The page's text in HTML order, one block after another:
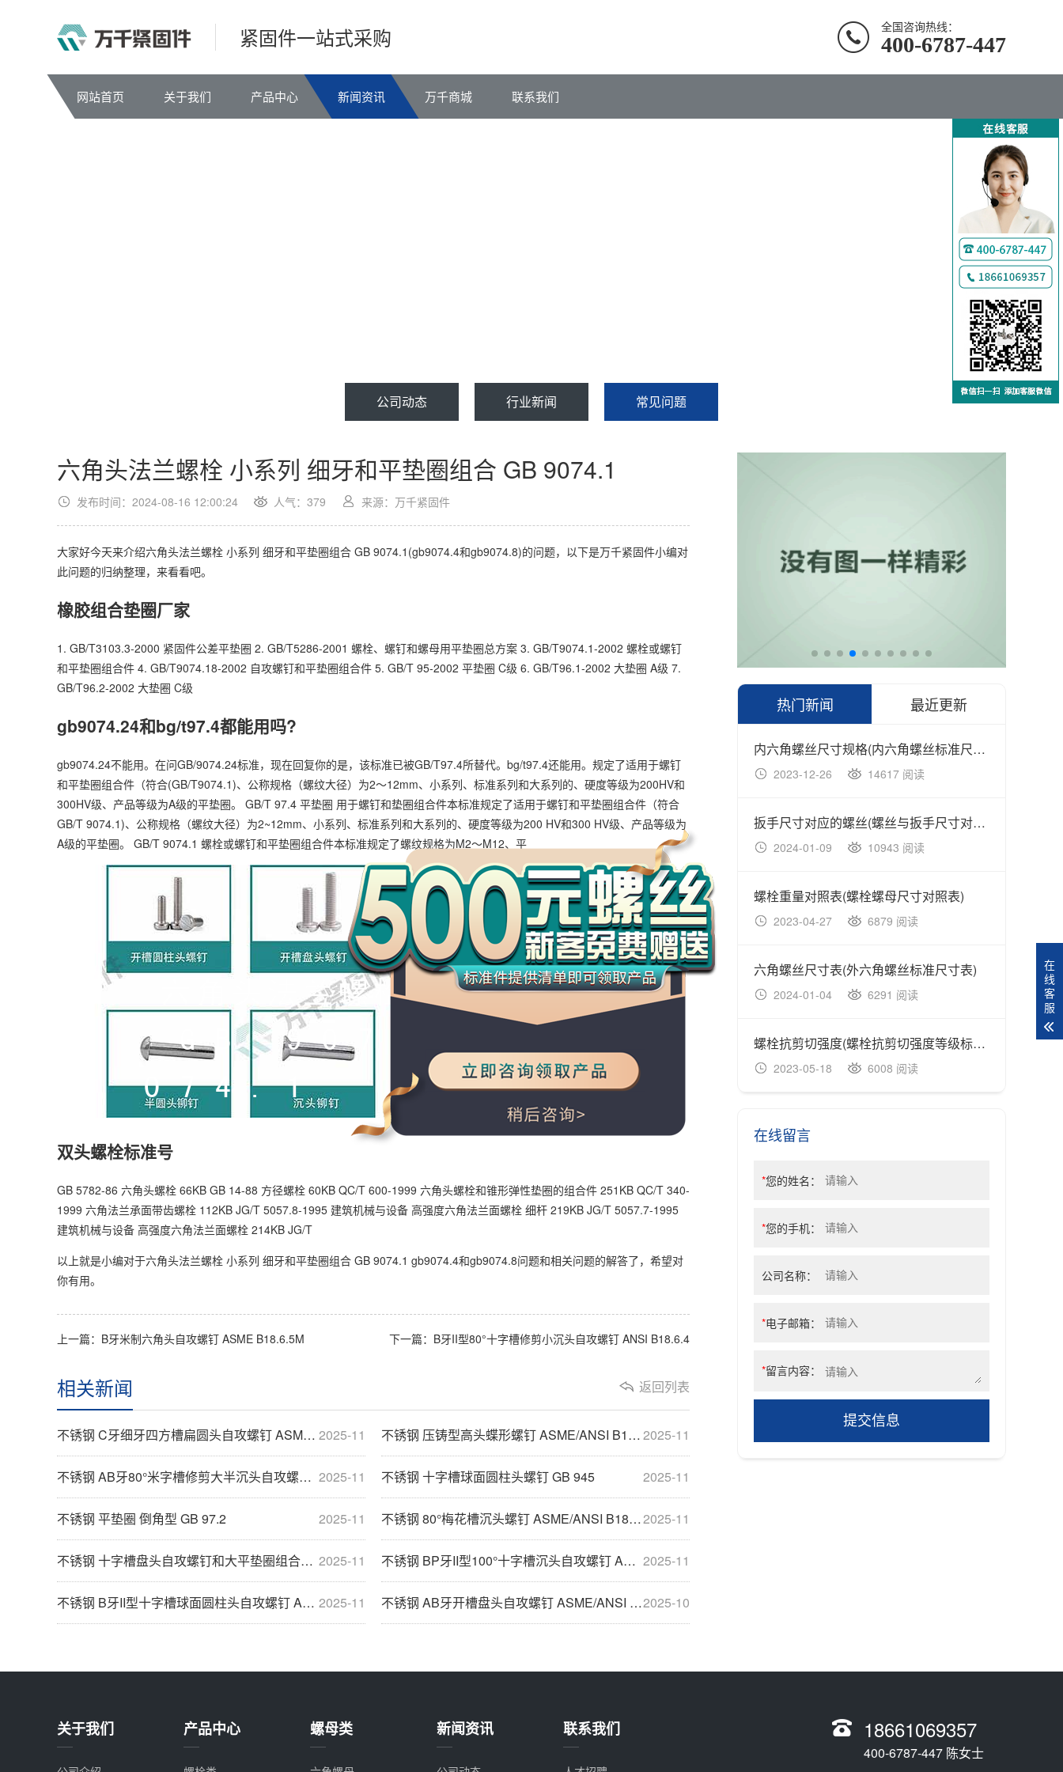
紧固件一站式采购 全国咨询热线：
400-6787-447
网站首页 关于我们 产品中心 新闻资讯 万千商城 联系我们
公司动态 行业新闻 常见问题
六角头法兰螺栓 小系列 细牙和平垫圈组合 GB 9074.1
发布时间：2024-08-16 12:00:24 人气： 379 来源：万千紧固件
大家好今天来介绍六角头法兰螺栓 小系列 细牙和平垫圈组合 GB 9074.1(gb9074.4和gb9074.8)的问题，以下是万千紧固件小编对
此问题的归纳整理，来看看吧。
橡胶组合垫圈厂家
1. GB/T3103.3-2000 紧固件公差平垫圈 2. GB/T5286-2001 螺栓、螺钉和螺母用平垫圈总方案 3. GB/T9074.1-2002 螺栓或螺钉
和平垫圈组合件 4. GB/T9074.18-2002 自攻螺钉和平垫圈组合件 5. GB/T 95-2002 平垫圈 C级 6. GB/T96.1-2002 大垫圈 A级 7.
GB/T96.2-2002 大垫圈 C级
gb9074.24和bg/t97.4都能用吗?
gb9074.24不能用。在问GB/9074.24标准，现在回复你的是，该标准已被GB/T97.4所替代。bg/t97.4还能用。规定了适用于螺钉
和平垫圈组合件（符合(GB/T9074.1)、公称规格（螺纹大径）为2～12mm、小系列、标准系列和大系列的、硬度等级为200HV和
300HV级、产品等级为A级的平垫圈。 GB/T 97.4 平垫圈 用于螺钉和垫圈组合件本标准规定了适用于螺钉和平垫圈组合件（符合
GB/T 9074.1)、公称规格（螺纹大径）为2~12mm、小系列、标准系列和大系列的、硬度等级为200 HV和300 HV级、产品等级为
A级的平垫圈。 GB/T 9074.1 螺栓或螺钉和平垫圈组合件本标准规定了螺纹规格为M2～M12、平
双头螺栓标准号
GB 5782-86 六角头螺栓 66KB GB 14-88 方径螺栓 60KB QC/T 600-1999 六角头螺栓和锥形弹性垫圈的组合件 251KB QC/T 340-
1999 六角法兰承面带齿螺栓 112KB JG/T 5057.8-1995 建筑机械与设备 高强度六角法兰面螺栓 细杆 219KB JG/T 5057.7-1995
建筑机械与设备 高强度六角法兰面螺栓 214KB JG/T
以上就是小编对于六角头法兰螺栓 小系列 细牙和平垫圈组合 GB 9074.1 gb9074.4和gb9074.8问题和相关问题的解答了，希望对
你有用。
上一篇： B牙米制六角头自攻螺钉 ASME B18.6.5M 下一篇： B牙II型80°十字槽修剪小沉头自攻螺钉 ANSI B18.6.4
返回列表
相关新闻
2025-11
不锈钢 C牙细牙四方槽扁圆头自攻螺钉 ASME/ANSI B18.6.3 2025-11
不锈钢 压铸型高头蝶形螺钉 ASME/ANSI B18.6.8
2025-11
不锈钢 AB牙80°米字槽修剪大半沉头自攻螺钉 ASME/ANSI B18.6.3 2025-11
不锈钢 十字槽球面圆柱头螺钉 GB 945
2025-11
不锈钢 平垫圈 倒角型 GB 97.2 2025-11
不锈钢 80°梅花槽沉头螺钉 ASME/ANSI B18.6.3
2025-11
不锈钢 十字槽盘头自攻螺钉和大平垫圈组合F型 GB 9074.18 2025-11
不锈钢 BP牙II型100°十字槽沉头自攻螺钉 ASME/ANSI B18.6.4
2025-11
不锈钢 B牙II型十字槽球面圆柱头自攻螺钉 ASME/ANSI B18.6.4 2025-10
不锈钢 AB牙开槽盘头自攻螺钉 ASME/ANSI B18.6.4
热门新闻 最近更新
内六角螺丝尺寸规格(内六角螺丝标准尺寸规格表)
2023-12-26 14617 阅读
扳手尺寸对应的螺丝(螺丝与扳手尺寸对照表大全)
2024-01-09 10943 阅读
螺栓重量对照表(螺栓螺母尺寸对照表)
2023-04-27 6879 阅读
六角螺丝尺寸表(外六角螺丝标准尺寸表)
2024-01-04 6291 阅读
螺栓抗剪切强度(螺栓抗剪切强度等级标准对照表)
2023-05-18 6008 阅读
不
不
在线留言
*您的姓名：
*您的手机：
公司名称：
*电子邮箱：
*留言内容：
提交信息
关于我们 产品中心 螺母类 新闻资讯 联系我们 18661069357
400-6787-447 陈女士
在
线
客
服
万
千
工
品